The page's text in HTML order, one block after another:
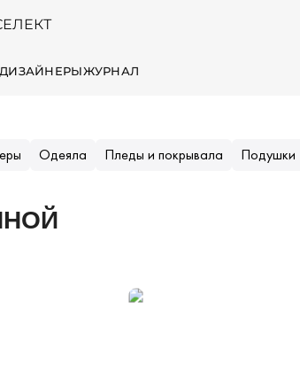
ДИЗАЙНЕРЫЖУРНАЛ
Одеяла Пледы и покрывала Подушки